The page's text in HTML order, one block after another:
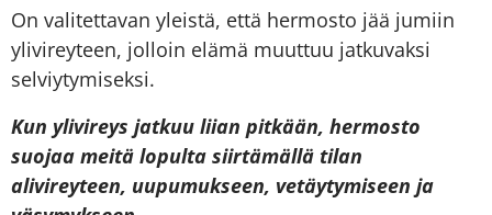
On valitettavan yleistä, että hermosto jää jumiin
ylivireyteen, jolloin elämä muuttuu jatkuvaksi
selviytymiseksi.
Kun ylivireys jatkuu liian pitkään, hermosto
suojaa meitä lopulta siirtämällä tilan
alivireyteen, uupumukseen, vetäytymiseen ja